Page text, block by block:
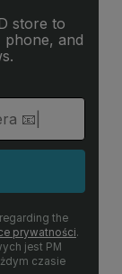
store to
phone, and
the
prywatności.
jest PM
czasie